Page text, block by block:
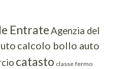
EntrateAgenzia del
calcolo bollo auto
catasto classe fermo